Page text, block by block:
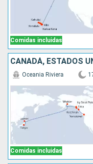
Comidas incluidas
CANADÁ, ESTADOS
Comidas incluidas
Oceania Riviera